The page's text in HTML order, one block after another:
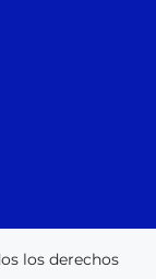
los derechos